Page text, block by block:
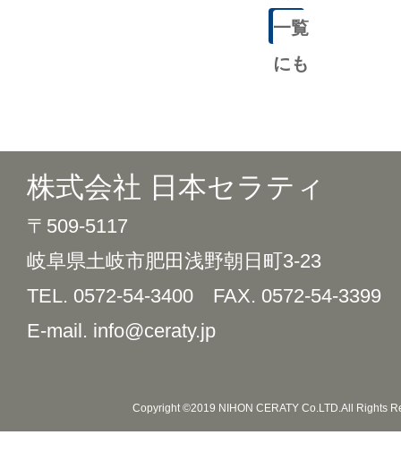
記事
一覧
にも
株式会社 日本セラティ
〒509-5117
岐阜県土岐市肥田浅野朝日町3-23
TEL. 0572-54-3400 FAX. 0572-54-3399
E-mail. info@ceraty.jp
Copyright ©2019 NIHON CERATY Co.LTD.All Rights